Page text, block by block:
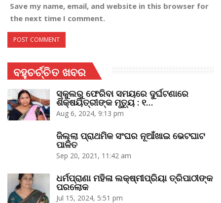
Save my name, email, and website in this browser for
the next time I comment.
ବହୁଚର୍ଚ୍ଚିତ ଖବର
ସ୍କୁଲରୁ ଫେରିବା ସମୟରେ ଦୁର୍ଘଟଣାରେ
ଶିକ୍ଷୟିତ୍ରୀଙ୍କ ମୃତ୍ୟୁ : ୧…
Aug 6, 2024, 9:13 pm
ଜିଲ୍ଲା ପ୍ରାଥମିକ ସଂଘର ନୂଆଁଖାଇ ଭେଟଘାଟ
ପାଳିତ
Sep 20, 2021, 11:42 am
ଧର୍ମପ୍ରାଣା ମହିଳା ଲକ୍ଷ୍ମୀପ୍ରିୟା ତ୍ରିପାଠୀଙ୍କ
ପରଲୋକ
Jul 15, 2024, 5:51 pm